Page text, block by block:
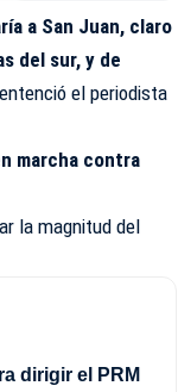
a San Juan, claro
del sur, y de
el periodista
marcha contra
la magnitud del
dirigir el PRM